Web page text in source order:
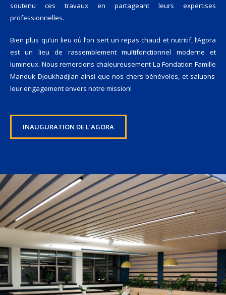
soutenu ces travaux en partageant leurs expertises
professionnelles.
Bien plus qu’un lieu où l’on sert un repas chaud et nutritif, l’Agora
est un lieu de rassemblement multifonctionnel moderne et
lumineux. Nous remercions chaleureusement La Fondation Famille
Manouk Djoukhadjian ainsi que nos chers bénévoles, et saluons
leur engagement envers notre mission!
INAUGURATION DE L’AGORA